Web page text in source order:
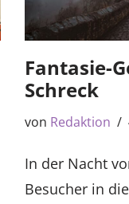
Fantasie-
Schreck
von Redaktion
In der Nacht
Besucher in